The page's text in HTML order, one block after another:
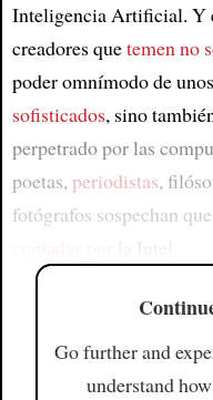
Inteligencia Artificial. Y
creadores quetemen no
poder omnímodo de unos
sofisticados, sino
perpetrado por las
poetas, periodistas,
fotógrafos sospechan
Go further and
understand